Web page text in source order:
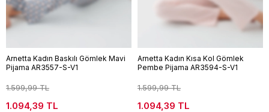
Arnetta Kadın Baskılı Gömlek Mavi
Pijama AR3557-S-V1
1.599,99 TL
1.094,39 TL
Arnetta Kadın Kısa Kol Gömlek
Pembe Pijama AR3594-S-V1
1.599,99 TL
1.094,39 TL